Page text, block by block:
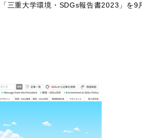
三重大学環境・SDGs報告書2023」を9